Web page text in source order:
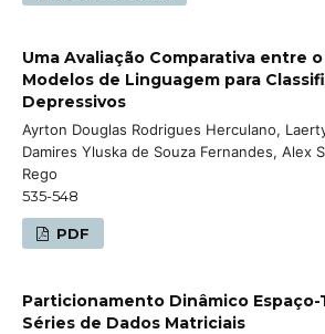
Uma Avaliação Comparativa entre o
Modelos de Linguagem para
Depressivos
Ayrton Douglas Rodrigues Herculano,
Damires Yluska de Souza Fernandes, Alex
Rego
535-548
PDF
Particionamento Dinâmico Espaço-
Séries de Dados Matriciais